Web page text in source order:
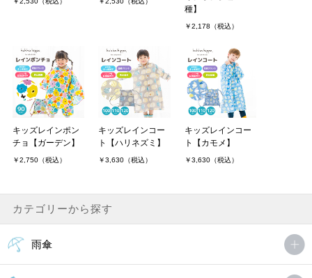
種】
￥2,178（税込）
キッズレインポン
チョ【ガーデン】
￥2,750（税込）
キッズレインコー
ト【ハリネズミ】
￥3,630（税込）
キッズレインコー
ト【カモメ】
￥3,630（税込）
カテゴリーから探す
雨傘